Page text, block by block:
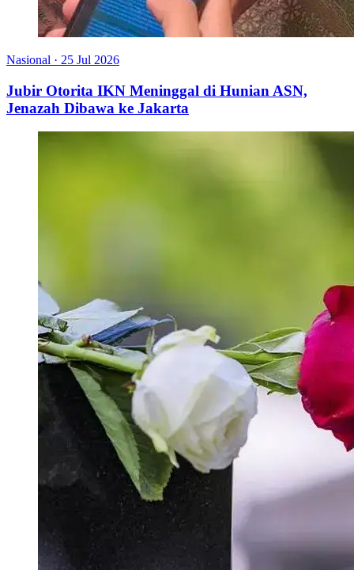
Nasional · 25 Jul 2026
Jubir Otorita IKN Meninggal di Hunian ASN,
Jenazah Dibawa ke Jakarta